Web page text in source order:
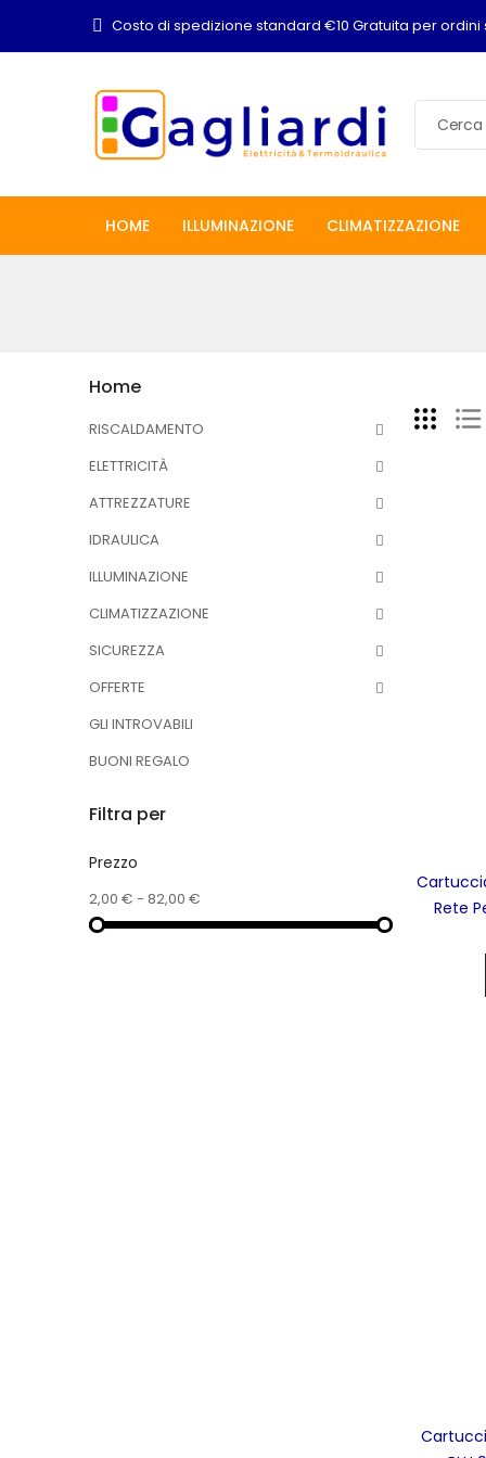
Costo di spedizione standard €10 Gratuita per
HOME ILLUMINAZIONE CLIMATIZZAZIONE
Home
RISCALDAMENTO
ELETTRICITÀ
ATTREZZATURE
IDRAULICA
ILLUMINAZIONE
CLIMATIZZAZIONE
SICUREZZA
OFFERTE
GLI INTROVABILI
BUONI REGALO
Filtra per
Prezzo
2,00 € - 82,00 €
Rete